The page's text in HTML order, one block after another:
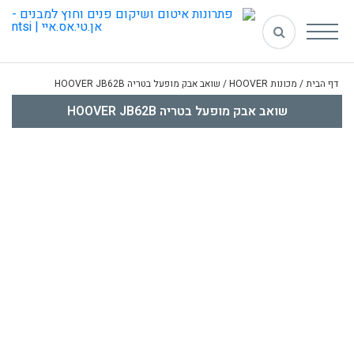
דף הבית/ מכונות HOOVER / שואב אבק מופעל בטריה HOOVER JB62B
שואב אבק מופעל בטריה HOOVER JB62B